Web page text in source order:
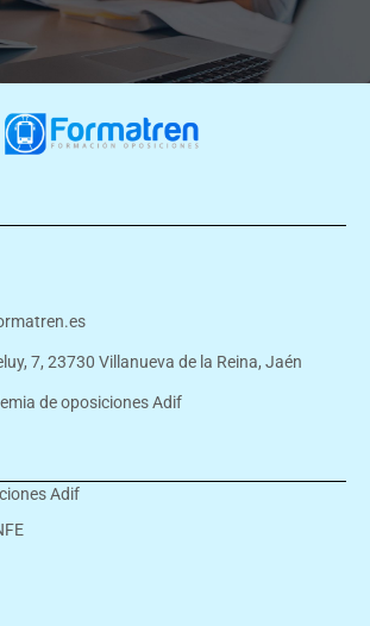
7, 23730 Villanueva de la Reina, Jaén
de oposiciones Adif
Adif